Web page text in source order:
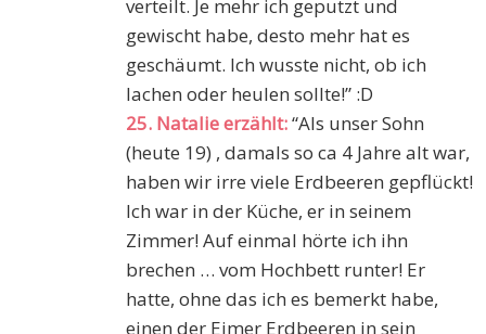
verteilt. Je mehr ich geputzt und
gewischt habe, desto mehr hat es
geschäumt. Ich wusste nicht, ob ich
lachen oder heulen sollte!” :D
25. Natalie erzählt:“Als unser Sohn
(heute 19) , damals so ca 4 Jahre alt war,
haben wir irre viele Erdbeeren gepflückt!
Ich war in der Küche, er in seinem
Zimmer! Auf einmal hörte ich ihn
brechen … vom Hochbett runter! Er
hatte, ohne das ich es bemerkt habe,
einen der Eimer Erdbeeren in sein